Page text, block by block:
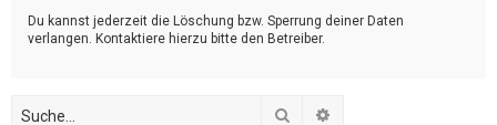
Du kannst jederzeit die Löschung bzw. Sperrung deiner Daten
verlangen. Kontaktiere hierzu bitte den Betreiber.
Suche